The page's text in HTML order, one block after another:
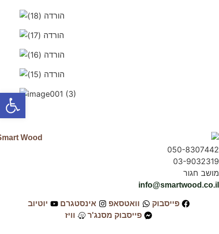
050-8307442
03-9032319
מושב חגור
info@smartwood.co.il
פייסבוק וואטסאפ אינסטגרם
יוטיוב
פייסבוק מסנג'ר
וויז
פתח